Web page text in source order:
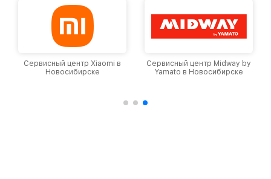
Сервисный центр Xiaomi в
Новосибирске
Сервисный центр Midway by
Yamato в Новосибирске